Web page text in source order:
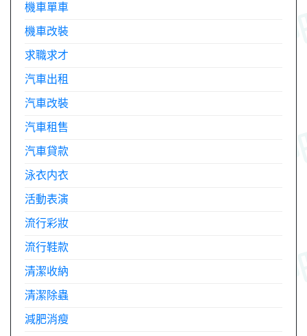
機車單車
機車改裝
求職求才
汽車出租
汽車改裝
汽車租售
汽車貸款
泳衣内衣
活動表演
流行彩妝
流行鞋款
清潔收納
清潔除蟲
減肥消瘦